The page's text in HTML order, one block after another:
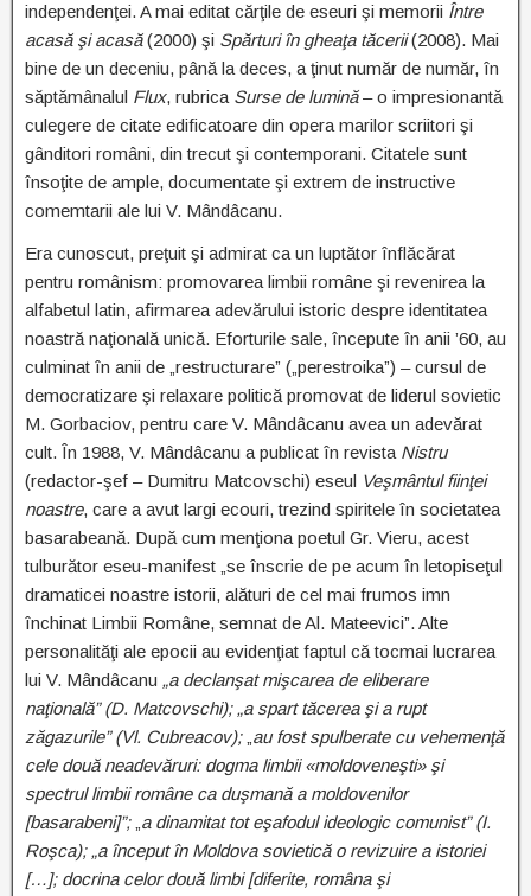
independenţei. A mai editat cărţile de eseuri şi memorii Între
acasă şi acasă(2000) şi Spărturi în gheaţa tăcerii(2008). Mai
bine de un deceniu, până la deces, a ţinut număr de număr, în
săptămânalul Flux, rubrica Surse de lumină– o impresionantă
culegere de citate edificatoare din opera marilor scriitori şi
gânditori români, din trecut şi contemporani. Citatele sunt
însoţite de ample, documentate şi extrem de instructive
comemtarii ale lui V. Mândâcanu.
Era cunoscut, preţuit şi admirat ca un luptător înflăcărat
pentru românism: promovarea limbii române şi revenirea la
alfabetul latin, afirmarea adevărului istoric despre identitatea
noastră naţională unică. Eforturile sale, începute în anii ’60, au
culminat în anii de „restructurare” („perestroika”) – cursul de
democratizare şi relaxare politică promovat de liderul sovietic
M. Gorbaciov, pentru care V. Mândâcanu avea un adevărat
cult. În 1988, V. Mândâcanu a publicat în revista Nistru
(redactor-şef – Dumitru Matcovschi) eseul Veşmântul fiinţei
noastre, care a avut largi ecouri, trezind spiritele în societatea
basarabeană. După cum menţiona poetul Gr. Vieru, acest
tulburător eseu-manifest „se înscrie de pe acum în letopiseţul
dramaticei noastre istorii, alături de cel mai frumos imn
închinat Limbii Române, semnat de Al. Mateevici”. Alte
personalităţi ale epocii au evidenţiat faptul că tocmai lucrarea
lui V. Mândâcanu „a declanşat mişcarea de eliberare
naţională” (D. Matcovschi); „a spart tăcerea şi a rupt
zăgazurile” (Vl. Cubreacov);„au fost spulberate cu vehemenţă
cele două neadevăruri: dogma limbii «moldoveneşti» şi
spectrul limbii române ca duşmană a moldovenilor
[basarabeni]”;„a dinamitat tot eşafodul ideologic comunist” (I.
Roşca); „a început în Moldova sovietică o revizuire a istoriei
[…]; docrina celor două limbi [diferite, româna şi